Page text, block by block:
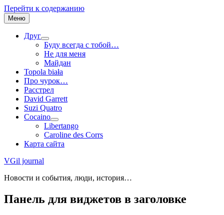
Перейти к содержанию
Меню
Друг
Буду всегда с тобой…
Не для меня
Майдан
Topola biała
Про чурок…
Расстрел
David Garrett
Suzi Quatro
Cocaino
Libertango
Caroline des Corrs
Карта сайта
VGil journal
Новости и события, люди, история…
Панель для виджетов в заголовке